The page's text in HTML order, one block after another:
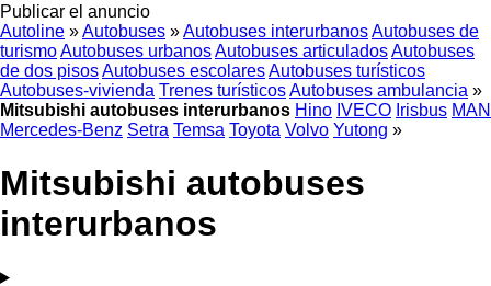
Publicar el anuncio
Autoline »Autobuses »Autobuses interurbanosAutobuses de
turismoAutobuses urbanosAutobuses articuladosAutobuses
de dos pisosAutobuses escolaresAutobuses turísticos
Autobuses-vivienda Trenes turísticosAutobuses ambulancia »
Mitsubishi autobuses interurbanos Hino IVECO Irisbus MAN
Mercedes-Benz Setra Temsa Toyota Volvo Yutong »
Mitsubishi autobuses
interurbanos